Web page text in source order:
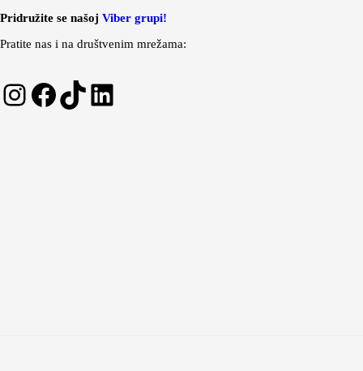
Pridružite se našoj Viber grupi!
Pratite nas i na društvenim mrežama:
Instagram
Facebook
TikTok
LinkedIn